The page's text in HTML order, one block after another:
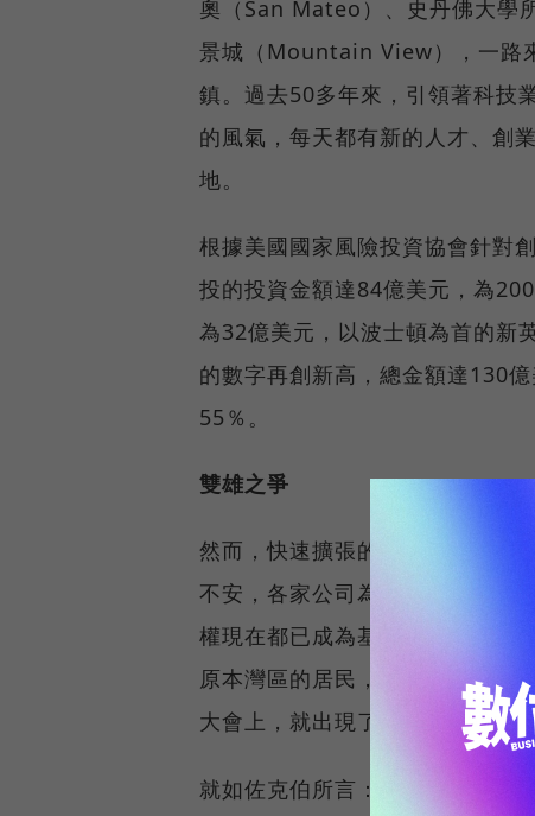
奧（San Mateo）、史丹佛大學
景城（Mountain View），一路
鎮。過去50多年來，引領著科技
的風氣，每天都有新的人才、創
地。
根據美國國家風險投資協會針對
投的投資金額達84億美元，為
為32億美元，以波士頓為首的新
的數字再創新高，總金額達130
55％。
雙雄之爭
然而，快速擴張的背後也有其隱
不安，各家公司為搶奪人才，除
權現在都已成為基本配備，甚至
原本灣區的居民，也開始感受到
大會上，就出現了抗議的民眾。
就如佐克伯所言：「矽谷的文化